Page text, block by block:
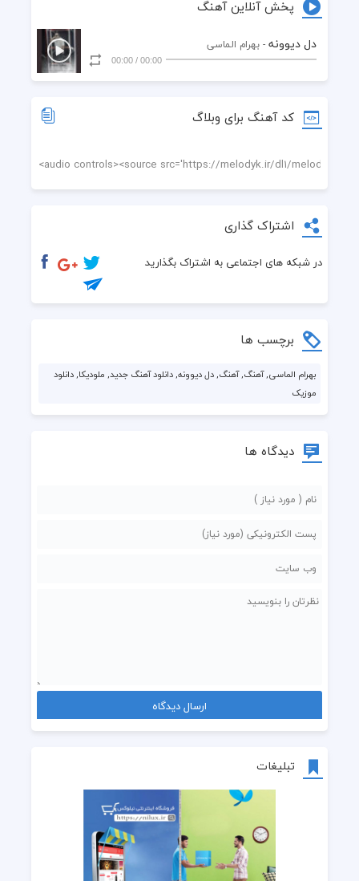
تبلیغات
پخش آنلاین آهنگ
دل دیوونه - بهرام الماسی
00:00
/
00:00
کد آهنگ برای وبلاگ
اشتراک گذاری
در شبکه های اجتماعی به اشتراک بگذارید
برچسب ها
بهرام الماسی, آهنگ, آهنگ, دل دیوونه, دانلود آهنگ جدید, ملودیکا, دانلود
موزیک
دیدگاه ها